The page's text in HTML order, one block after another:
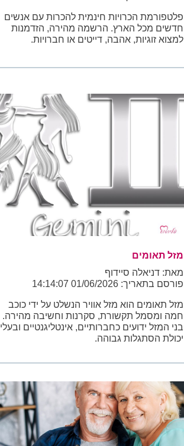
פלטפורמת הכרויות חינמית להכרות עם אנשים
חדשים מכל הארץ. הרשמה מהירה, הזדמנות
למצוא זוגיות, אהבה, דייטים או חברויות.
מזל תאומים
מאת: דניאלה סיידוף
פורסם בתאריך: 01/06/2026 14:14:07
מזל תאומים הוא מזל אוויר הנשלט על ידי כוכב
חמה ומסמל תקשורת, סקרנות וחשיבה מהירה.
בני המזל ידועים כחברותיים, אינטליגנטיים ובעלי
יכולת הסתגלות גבוהה.